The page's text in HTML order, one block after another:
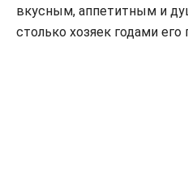
вкусным, аппетитным и
столько хозяек годами его